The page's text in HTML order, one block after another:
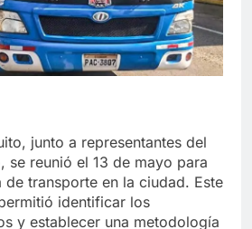
junto a representantes del
se reunió el 13 de mayo para
de transporte en la ciudad. Este
identificar los
y establecer una metodología